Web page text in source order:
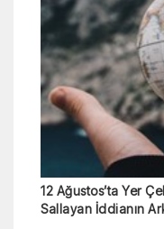
12 Ağustos’ta Yer
Sallayan İddianın